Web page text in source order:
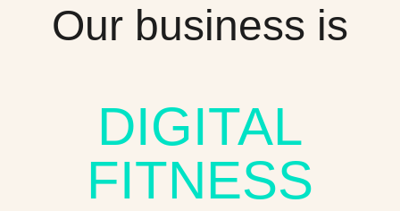
Our business is
DIGITAL
FITNESS